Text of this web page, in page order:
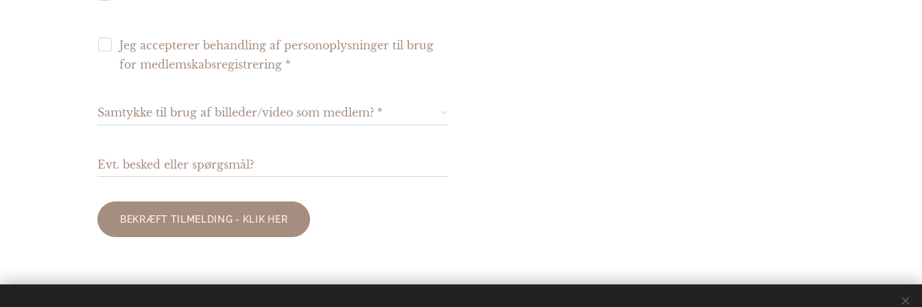
Jeg accepterer behandling af personoplysninger til brug
for medlemskabsregistrering
Samtykke til brug af billeder/video som medlem?
Evt. besked eller spørgsmål?
BEKRÆFT TILMELDING - KLIK HER